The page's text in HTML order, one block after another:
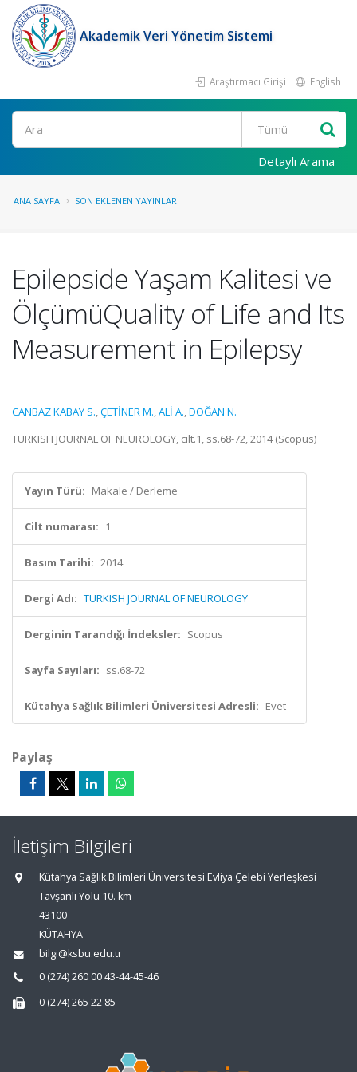
Akademik Veri Yönetim Sistemi
Araştırmacı Girişi English
Ara
Detaylı Arama
ANA SAYFA SON EKLENEN YAYINLAR
Epilepside Yaşam Kalitesi ve
ÖlçümüQuality of Life and Its
Measurement in Epilepsy
CANBAZ KABAY S.,ÇETİNER M.,ALİ A.,DOĞAN N.
TURKISH JOURNAL OF NEUROLOGY, cilt.1, ss.68-72, 2014 (Scopus)
Yayın Türü: Makale / Derleme
Cilt numarası: 1
Basım Tarihi: 2014
Dergi Adı: TURKISH JOURNAL OF NEUROLOGY
Derginin Tarandığı İndeksler: Scopus
Sayfa Sayıları: ss.68-72
Kütahya Sağlık Bilimleri Üniversitesi Adresli: Evet
Paylaş
İletişim Bilgileri
Kütahya Sağlık Bilimleri Üniversitesi Evliya Çelebi Yerleşkesi
Tavşanlı Yolu 10. km
43100
KÜTAHYA
bilgi@ksbu.edu.tr
0 (274) 260 00 43-44-45-46
0 (274) 265 22 85